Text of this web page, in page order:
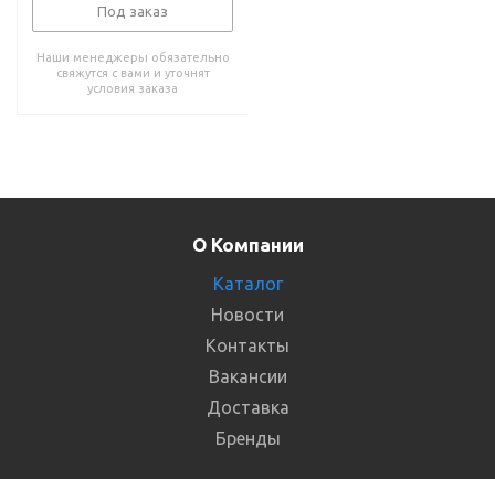
Под заказ
Наши менеджеры обязательно
свяжутся с вами и уточнят
условия заказа
О Компании
Каталог
Новости
Контакты
Вакансии
Доставка
Бренды